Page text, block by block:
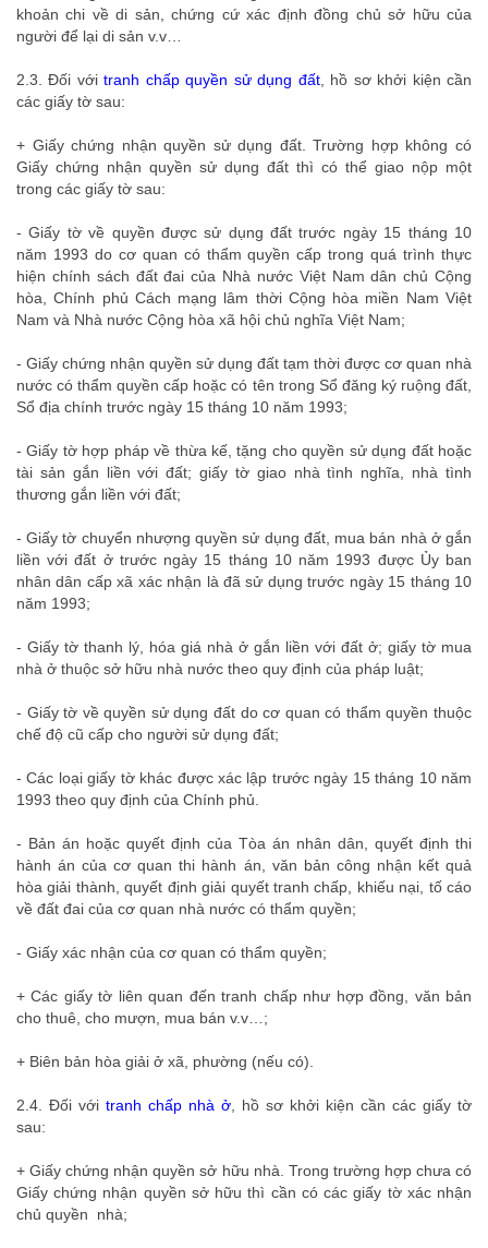
khoản chi về di sản, chứng cứ xác định đồng chủ sở hữu của
người để lại di sản v.v…
2.3. Đối vớitranh chấp quyền sử dụng đất, hồ sơ khởi kiện cần
các giấy tờ sau:
+ Giấy chứng nhận quyền sử dụng đất. Trường hợp không có
Giấy chứng nhận quyền sử dụng đất thì có thể giao nộp một
trong các giấy tờ sau:
- Giấy tờ về quyền được sử dụng đất trước ngày 15 tháng 10
năm 1993 do cơ quan có thẩm quyền cấp trong quá trình thực
hiện chính sách đất đai của Nhà nước Việt Nam dân chủ Cộng
hòa, Chính phủ Cách mạng lâm thời Cộng hòa miền Nam Việt
Nam và Nhà nước Cộng hòa xã hội chủ nghĩa Việt Nam;
- Giấy chứng nhận quyền sử dụng đất tạm thời được cơ quan nhà
nước có thẩm quyền cấp hoặc có tên trong Sổ đăng ký ruộng đất,
Sổ địa chính trước ngày 15 tháng 10 năm 1993;
- Giấy tờ hợp pháp về thừa kế, tặng cho quyền sử dụng đất hoặc
tài sản gắn liền với đất; giấy tờ giao nhà tình nghĩa, nhà tình
thương gắn liền với đất;
- Giấy tờ chuyển nhượng quyền sử dụng đất, mua bán nhà ở gắn
liền với đất ở trước ngày 15 tháng 10 năm 1993 được Ủy ban
nhân dân cấp xã xác nhận là đã sử dụng trước ngày 15 tháng 10
năm 1993;
- Giấy tờ thanh lý, hóa giá nhà ở gắn liền với đất ở; giấy tờ mua
nhà ở thuộc sở hữu nhà nước theo quy định của pháp luật;
- Giấy tờ về quyền sử dụng đất do cơ quan có thẩm quyền thuộc
chế độ cũ cấp cho người sử dụng đất;
- Các loại giấy tờ khác được xác lập trước ngày 15 tháng 10 năm
1993 theo quy định của Chính phủ.
- Bản án hoặc quyết định của Tòa án nhân dân, quyết định thi
hành án của cơ quan thi hành án, văn bản công nhận kết quả
hòa giải thành, quyết định giải quyết tranh chấp, khiếu nại, tố cáo
về đất đai của cơ quan nhà nước có thẩm quyền;
- Giấy xác nhận của cơ quan có thẩm quyền;
+ Các giấy tờ liên quan đến tranh chấp như hợp đồng, văn bản
cho thuê, cho mượn, mua bán v.v…;
+ Biên bản hòa giải ở xã, phường (nếu có).
2.4. Đối với tranh chấp nhà ở , hồ sơ khởi kiện cần các giấy tờ
sau:
+ Giấy chứng nhận quyền sở hữu nhà. Trong trường hợp chưa có
Giấy chứng nhận quyền sở hữu thì cần có các giấy tờ xác nhận
chủ quyền nhà;